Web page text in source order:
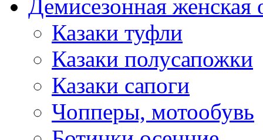
Демисезонная женская
Казаки туфли
Казаки полусапожки
Казаки сапоги
Чопперы, мотообувь